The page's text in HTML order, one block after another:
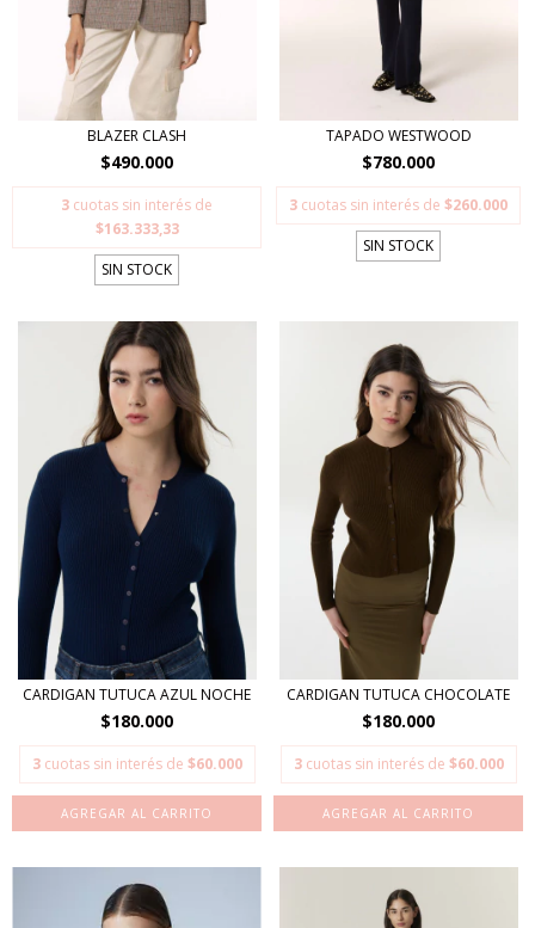
BLAZER CLASH
$490.000
3 cuotas sin interés de
$163.333,33
SIN STOCK
TAPADO WESTWOOD
$780.000
3 cuotas sin interés de $260.000
SIN STOCK
CARDIGAN TUTUCA AZUL NOCHE
$180.000
3 cuotas sin interés de $60.000
AGREGAR AL CARRITO
CARDIGAN TUTUCA CHOCOLATE
$180.000
3 cuotas sin interés de $60.000
AGREGAR AL CARRITO